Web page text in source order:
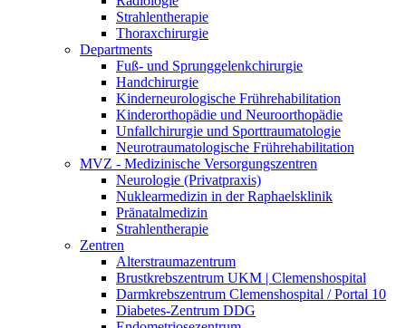
Strahlentherapie
Thoraxchirurgie
Departments
Fuß- und Sprunggelenkchirurgie
Handchirurgie
Kinderneurologische Frührehabilitation
Kinderorthopädie und Neuroorthopädie
Unfallchirurgie und Sporttraumatologie
Neurotraumatologische Frührehabilitation
MVZ - Medizinische Versorgungszentren
Neurologie (Privatpraxis)
Nuklearmedizin in der Raphaelsklinik
Pränatalmedizin
Strahlentherapie
Zentren
Alterstraumazentrum
Brustkrebszentrum UKM | Clemenshospital
Darmkrebszentrum Clemenshospital / Portal 10
Diabetes-Zentrum DDG